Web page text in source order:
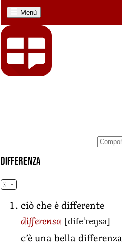
Menù
differenza
S. F.
ciò che è differente
differensa [difeˈreŋsa]
c’è una bella differenza